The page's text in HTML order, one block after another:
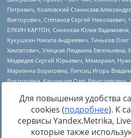
Источник:https://minjust.gov.ru/
inostrannyih-agentov-22-03-
Для повышения удобства
cookies (подробнее). К
сервисы Yandex.Metrika,
которые также